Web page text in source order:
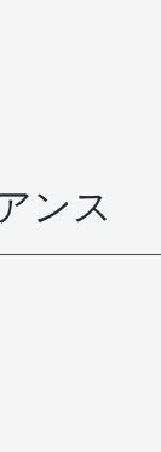
ンス